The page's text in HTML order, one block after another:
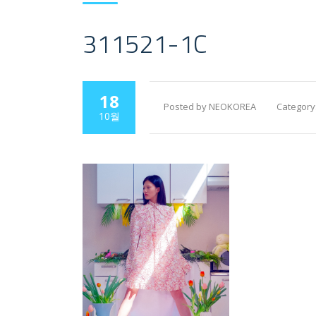
311521-1C
18
10월
Posted by NEOKOREA